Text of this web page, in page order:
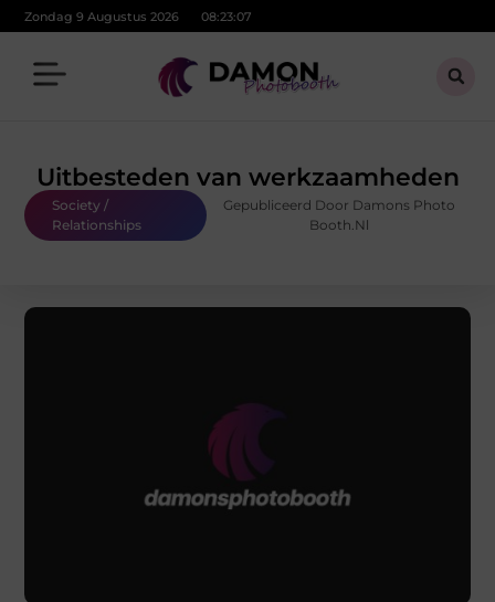
Zondag 9 Augustus 2026 08:23:08
Uitbesteden van werkzaamheden
Society /
Relationships
Gepubliceerd Door Damons Photo
Booth.nl